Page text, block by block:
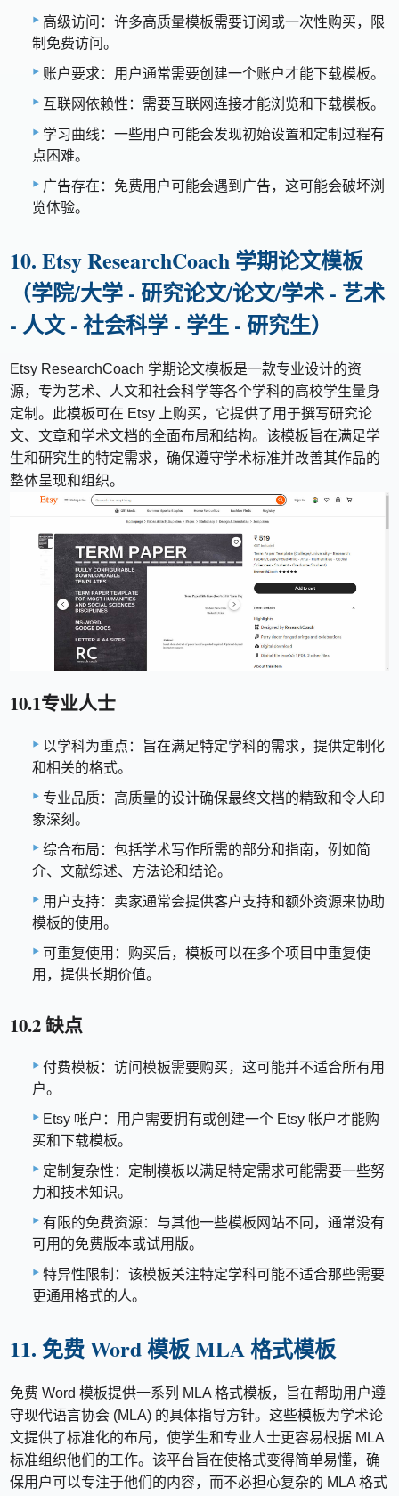
高级访问：许多高质量模板需要订阅或一次性购买，限
制免费访问。
账户要求：用户通常需要创建一个账户才能下载模板。
互联网依赖性：需要互联网连接才能浏览和下载模板。
学习曲线：一些用户可能会发现初始设置和定制过程有
点困难。
广告存在：免费用户可能会遇到广告，这可能会破坏浏
览体验。
10. Etsy ResearchCoach 学期论文模板
（学院/大学 - 研究论文/论文/学术 - 艺术
- 人文 - 社会科学 - 学生 - 研究生）
Etsy ResearchCoach 学期论文模板是一款专业设计的资
源，专为艺术、人文和社会科学等各个学科的高校学生量身
定制。此模板可在 Etsy 上购买，它提供了用于撰写研究论
文、文章和学术文档的全面布局和结构。该模板旨在满足学
生和研究生的特定需求，确保遵守学术标准并改善其作品的
整体呈现和组织。
10.1专业人士
以学科为重点：旨在满足特定学科的需求，提供定制化
和相关的格式。
专业品质：高质量的设计确保最终文档的精致和令人印
象深刻。
综合布局：包括学术写作所需的部分和指南，例如简
介、文献综述、方法论和结论。
用户支持：卖家通常会提供客户支持和额外资源来协助
模板的使用。
可重复使用：购买后，模板可以在多个项目中重复使
用，提供长期价值。
10.2 缺点
付费模板：访问模板需要购买，这可能并不适合所有用
户。
Etsy 帐户：用户需要拥有或创建一个 Etsy 帐户才能购
买和下载模板。
定制复杂性：定制模板以满足特定需求可能需要一些努
力和技术知识。
有限的免费资源：与其他一些模板网站不同，通常没有
可用的免费版本或试用版。
特异性限制：该模板关注特定学科可能不适合那些需要
更通用格式的人。
11. 免费 Word 模板 MLA 格式模板
免费 Word 模板提供一系列 MLA 格式模板，旨在帮助用户遵
守现代语言协会 (MLA) 的具体指导方针。这些模板为学术论
文提供了标准化的布局，使学生和专业人士更容易根据 MLA
标准组织他们的工作。该平台旨在使格式变得简单易懂，确
保用户可以专注于他们的内容，而不必担心复杂的 MLA 格式